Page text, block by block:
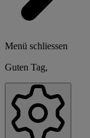
Menü schliessen
Guten Tag,